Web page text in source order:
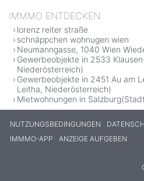
IMMMO ENTDECKEN
lorenz reiter straße
schnäppchen wohnugen wien
Neumanngasse, 1040 Wien
Gewerbeobjekte in 2533
Niederösterreich)
Gewerbeobjekte in 2451 Au am
Leitha, Niederösterreich)
Mietwohnungen in
NUTZUNGSBEDINGUNGEN
IMMMO-APP
ANZEIGE AUFGEBEN